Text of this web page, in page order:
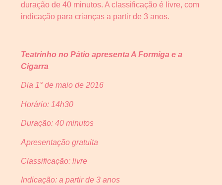
duração de 40 minutos. A classificação é livre, com
indicação para crianças a partir de 3 anos.
Teatrinho no Pátio apresenta A Formiga e a
Cigarra
Dia 1° de maio de 2016
Horário: 14h30
Duração: 40 minutos
Apresentação gratuita
Classificação: livre
Indicação: a partir de 3 anos